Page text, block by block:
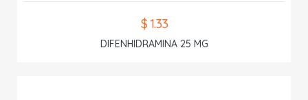
$ 1.33
DIFENHIDRAMINA 25 MG